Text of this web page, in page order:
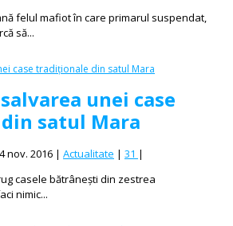
felul mafiot în care primarul suspendat,
să...
unei case
satul Mara
nov. 2016 | Actualitate | 31 |
casele bătrânești din zestrea
nimic...